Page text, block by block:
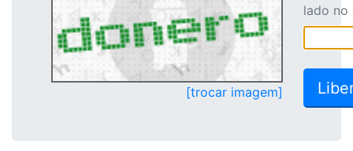
[trocar imagem]
lado no